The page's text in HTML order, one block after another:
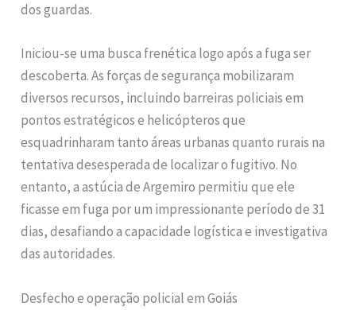
dos guardas.
Iniciou-se uma busca frenética logo após a fuga ser
descoberta. As forças de segurança mobilizaram
diversos recursos, incluindo barreiras policiais em
pontos estratégicos e helicópteros que
esquadrinharam tanto áreas urbanas quanto rurais na
tentativa desesperada de localizar o fugitivo. No
entanto, a astúcia de Argemiro permitiu que ele
ficasse em fuga por um impressionante período de 31
dias, desafiando a capacidade logística e investigativa
das autoridades.
Desfecho e operação policial em Goiás